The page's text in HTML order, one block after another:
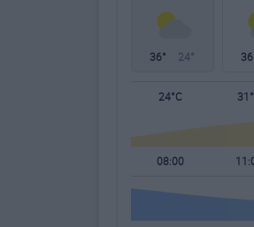
36° 24° 36°
24°C 31°C
08:00